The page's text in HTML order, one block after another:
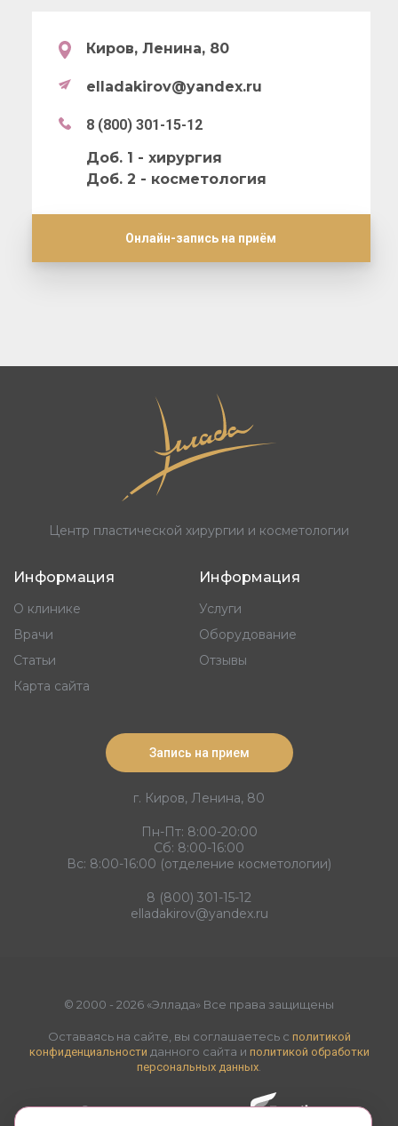
Киров, Ленина, 80
elladakirov@yandex.ru
8 (800) 301-15-12
Доб. 1 - хирургия
Доб. 2 - косметология
Онлайн-запись на приём
Центр пластической хирургии и косметологии
Информация
О клинике
Врачи
Статьи
Карта сайта
Информация
Услуги
Оборудование
Отзывы
Запись на прием
г. Киров, Ленина, 80
Пн-Пт: 8:00-20:00
Сб: 8:00-16:00
Вс: 8:00-16:00 (отделение косметологии)
8 (800) 301-15-12
elladakirov@yandex.ru
© 2000 - 2026 «Эллада» Все права защищены
Оставаясь на сайте, вы соглашаетесь с политикой
конфиденциальности данного сайта и политикой обработки
персональных данных
Создание и продвижение -